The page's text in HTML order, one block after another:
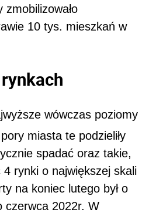
10 tys. mieszkań w
wówczas poziomy
miasta te podzieliły
spadać oraz takie,
rynki o największej skali
na koniec lutego był o
czerwca 2022r. W